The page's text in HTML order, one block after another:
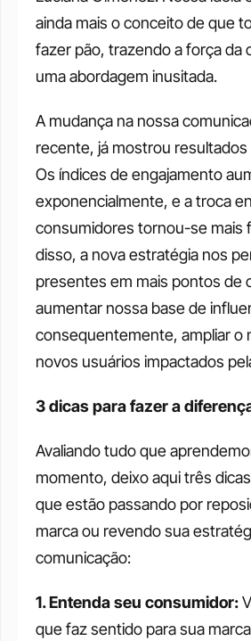
ainda mais o conceito de que
fazer pão, trazendo a força da
uma abordagem inusitada.
A mudança na nossa
recente, já mostrou
Os índices de engajamento
exponencialmente, e a troca
consumidores tornou-se mais
disso, a nova estratégia nos
presentes em mais pontos de
aumentar nossa base de
consequentemente, ampliar o
novos usuários impactados
3 dicas para fazer a
Avaliando tudo que
momento, deixo aqui três
que estão passando por
marca ou revendo sua
comunicação:
1. Entenda seu consumidor:
que faz sentido para sua